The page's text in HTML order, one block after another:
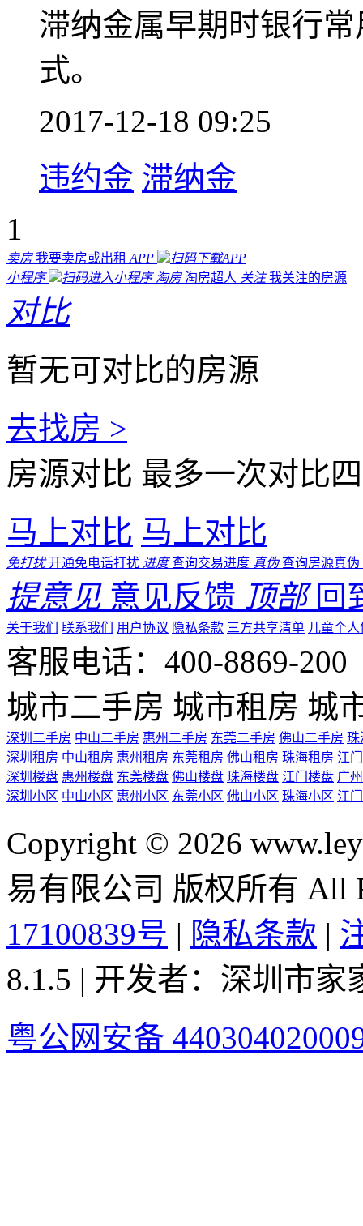
滞纳金属早期时银行
式。
2017-12-18 09:25
违约金 滞纳金
1
卖房 我要卖房或出租 APP
扫码下载APP
小程序
扫码进入小程序 淘房 淘房超人 关注 我关注的房源
对比
暂无可对比的房源
去找房 >
房源对比 最多一次对比
马上对比 马上对比
免打扰 开通免电话打扰 进度 查询交易进度 真伪 查询房源真伪
提意见 意见反馈 顶部 回
关于我们 联系我们 用户协议 隐私条款 三方共享清单 儿童个
客服电话：400-8869-200
城市二手房 城市租房 城
深圳二手房 中山二手房 惠州二手房 东莞二手房 佛山二手房 珠
深圳租房 中山租房 惠州租房 东莞租房 佛山租房 珠海租房 江
深圳楼盘 惠州楼盘 东莞楼盘 佛山楼盘 珠海楼盘 江门楼盘 广
深圳小区 中山小区 惠州小区 东莞小区 佛山小区 珠海小区 江
Copyright © 2026
易有限公司 版权所有 All
17100839号 | 隐私条款 |
8.1.5 | 开发者：深圳市
粤公网安备